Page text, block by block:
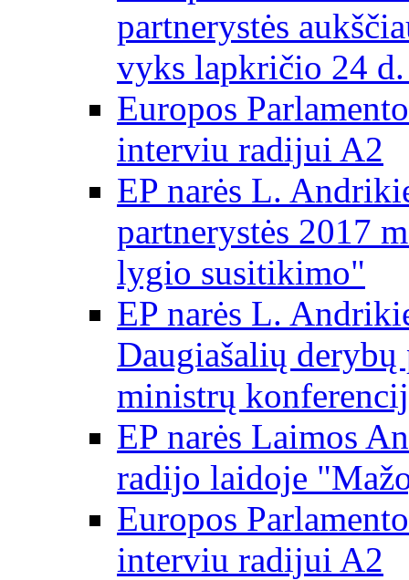
partnerystės
vyks lapkričio 24
Europos
interviu radijui A2
EP narės L.
partnerystės 2017
lygio susitikimo"
EP narės L.
Daugiašalių derybų
ministrų
EP narės Laimos
radijo laidoje
Europos
interviu radijui A2